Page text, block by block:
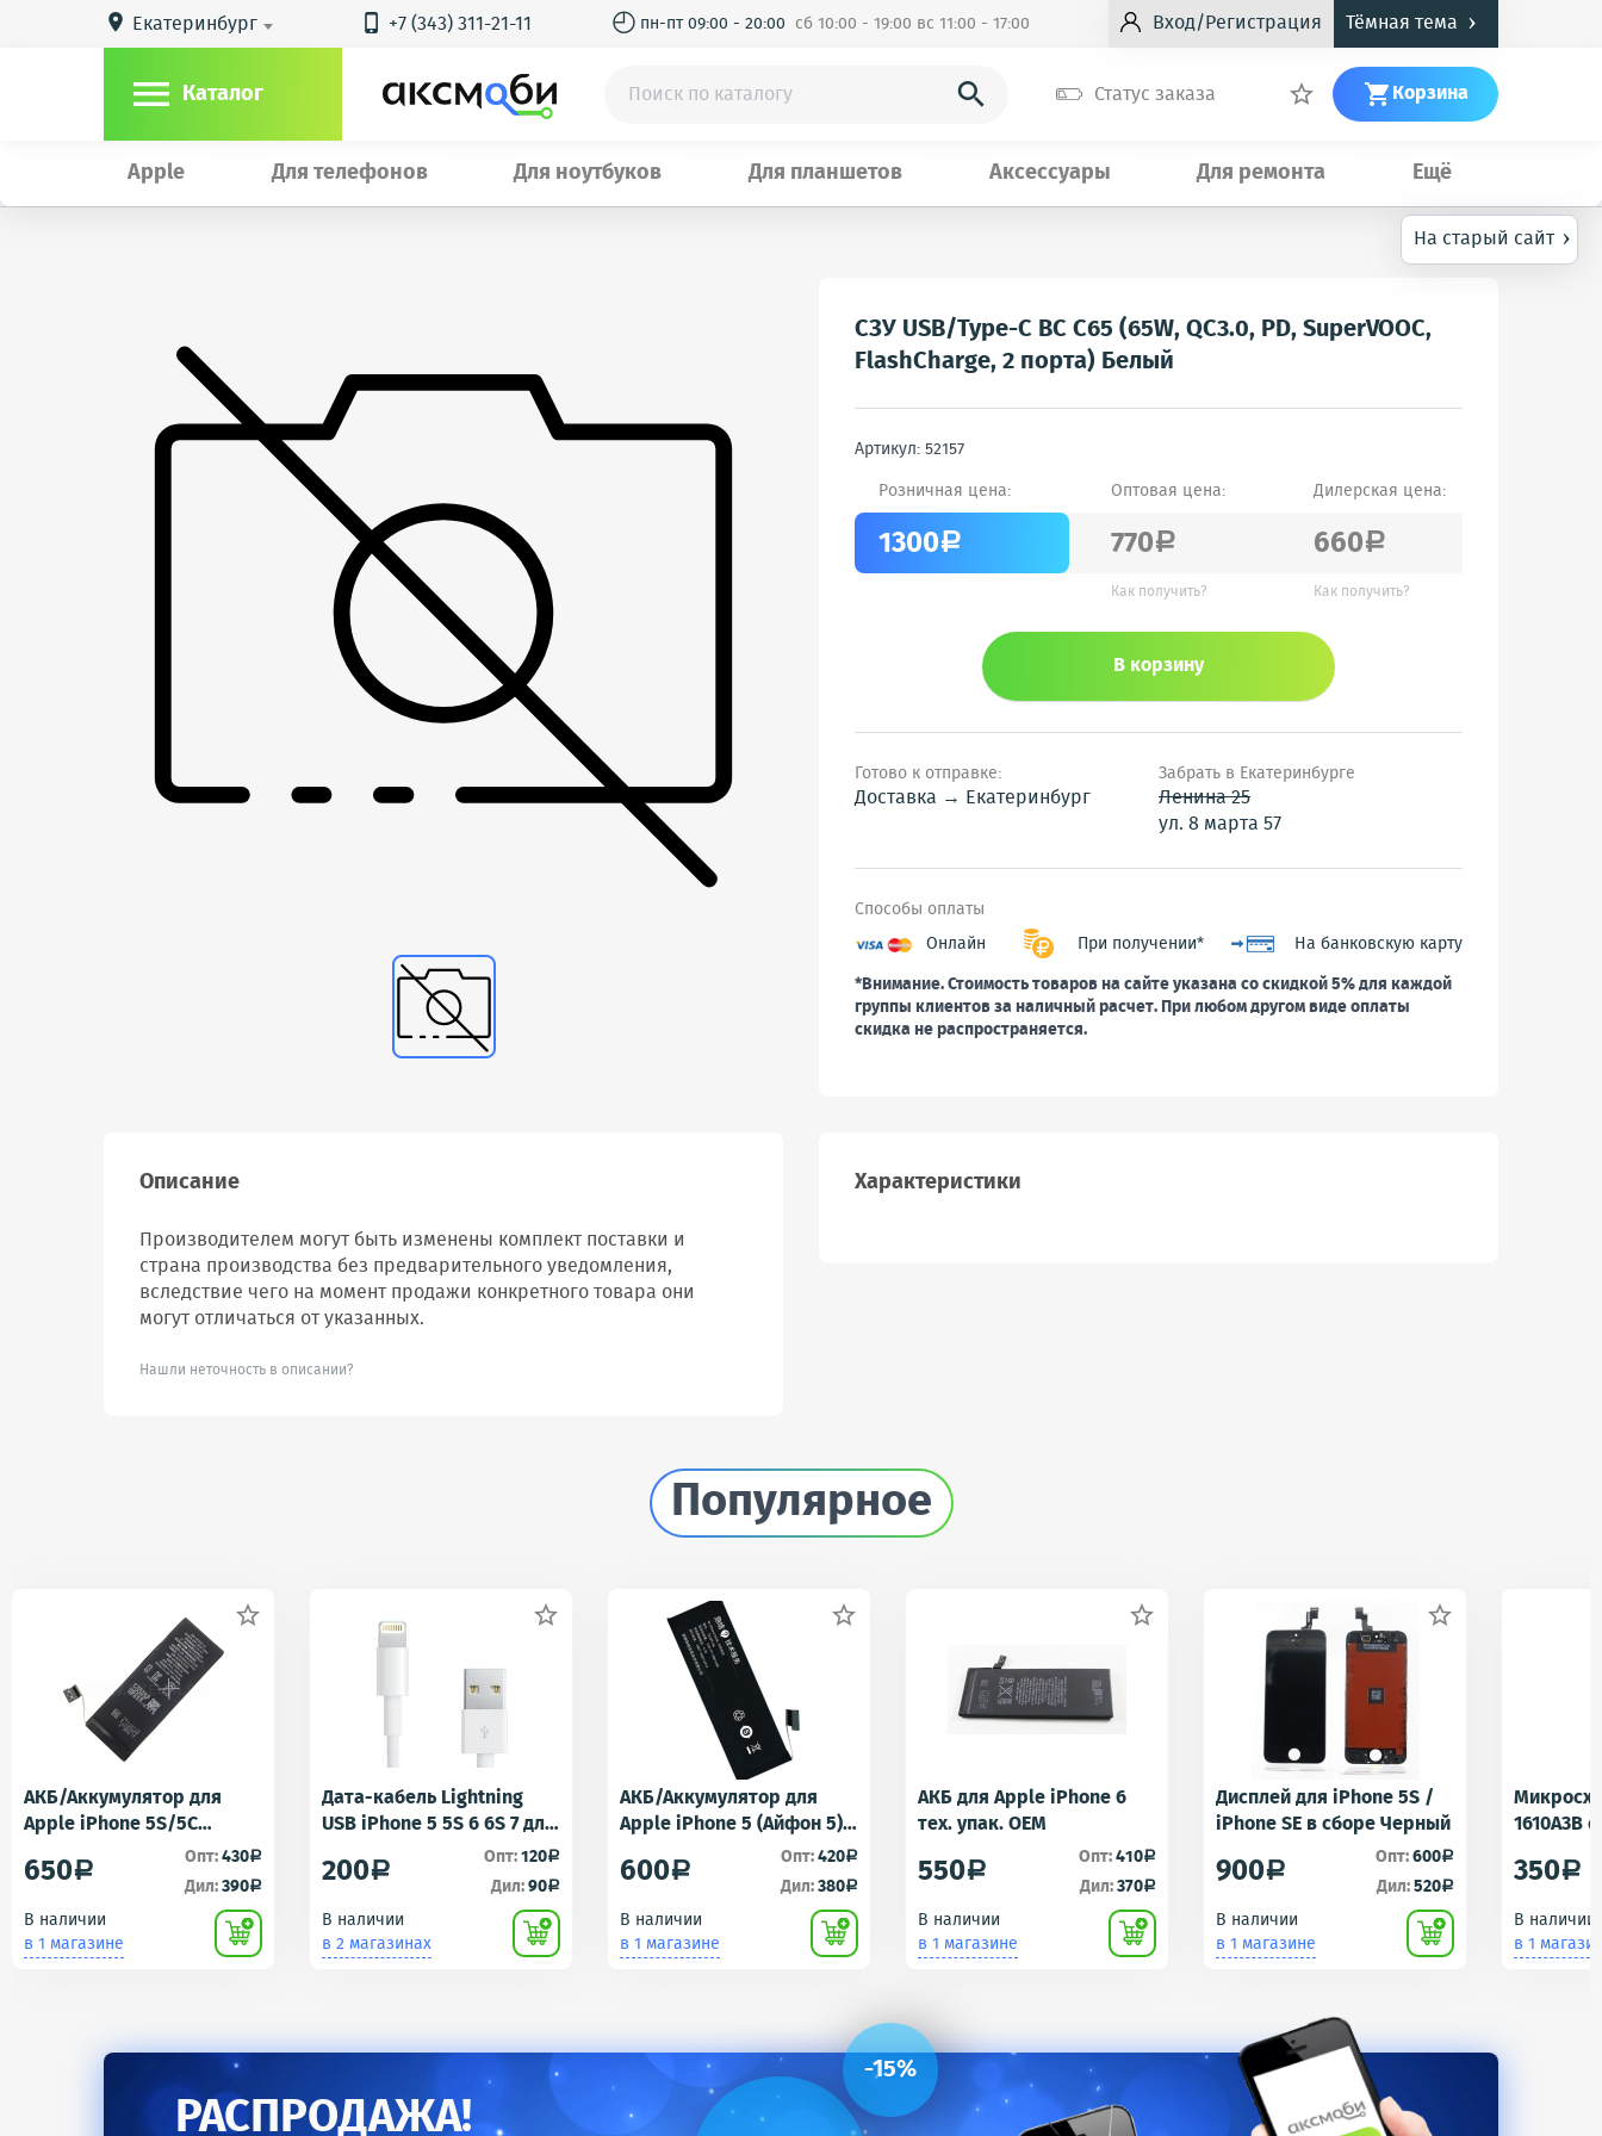
На старый сайт ›
 Екатеринбург  +7 (343) 311-21-11 ◴ пн-пт 09:00 - 20:00 сб 10:00 - 19:00 вс 11:00 - 17:00 Вход/Регистрация Тёмная тема ›
 Каталог  Статус заказа  Корзина
Apple Для телефонов Для ноутбуков Для планшетов Аксессуары Для ремонта Ещё
СЗУ USB/Type-C BC C65 (65W, QC3.0, PD, SuperVOOC,
FlashCharge, 2 порта) Белый
Артикул: 52157
Розничная цена:
1300a
Оптовая цена:
770a
Как получить?
Дилерская цена:
660a
Как получить?
В корзину
Готово к отправке:
Доставка → Екатеринбург
Забрать в Екатеринбурге
Ленина 25
ул. 8 марта 57
Способы оплаты
Онлайн
При получении*
На банковскую карту
*Внимание. Стоимость товаров на сайте указана со скидкой 5% для каждой
группы клиентов за наличный расчет. При любом другом виде оплаты
скидка не распространяется.
Описание
Производителем могут быть изменены комплект поставки и
страна производства без предварительного уведомления,
вследствие чего на момент продажи конкретного товара они
могут отличаться от указанных.
Нашли неточность в описании?
Характеристики
Популярное

АКБ/Аккумулятор для
Apple iPhone 5S/5C
(Айфон 5C/5Ц) тех. упак.
OEM
650a Опт:430a
Дил:390a
В наличии
в 1 магазине

Дата-кабель Lightning
USB iPhone 5 5S 6 6S 7 для
iPad 4 iPad mini iPad Air -
AA
200a Опт:120a
Дил:90a
В наличии
в 2 магазинах

АКБ/Аккумулятор для
Apple iPhone 5 (Айфон 5)
600a Опт:420a
Дил:380a
В наличии
в 1 магазине

АКБ для Apple iPhone 6
тех. упак. OEM
550a Опт:410a
Дил:370a
В наличии
в 1 магазине

Дисплей для iPhone 5S /
iPhone SE в сборе Черный
900a Опт:600a
Дил:520a
В наличии
в 1 магазине
1610A3B
U2 Tristar
350a
В наличии
в 1
РАСПРОДАЖА!
-15%